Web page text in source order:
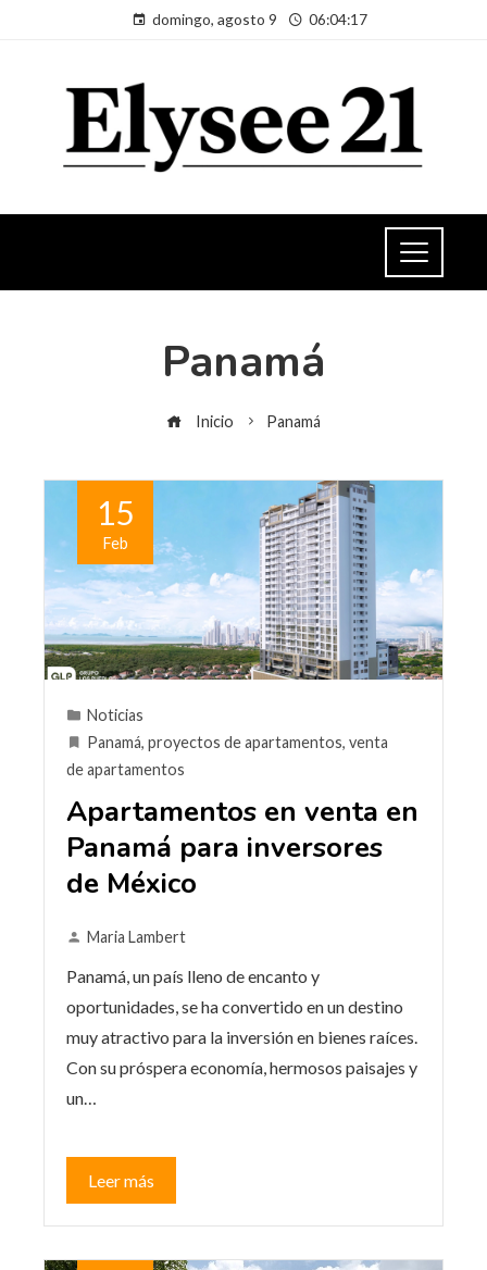
domingo, agosto 9 06:04:18
Panamá
Inicio Panamá
15
Feb
Noticias
Panamá, proyectos de apartamentos, venta
de apartamentos
Apartamentos en venta en
Panamá para inversores
de México
Maria Lambert
Panamá, un país lleno de encanto y
oportunidades, se ha convertido en un destino
muy atractivo para la inversión en bienes raíces.
Con su próspera economía, hermosos paisajes y
un…
Leer más